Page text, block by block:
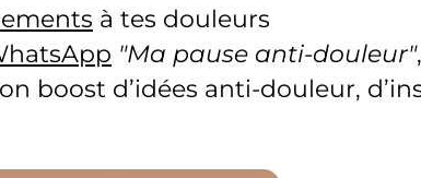
à tes douleurs
"Ma pause anti-douleur",
boost d’idées anti-douleur,